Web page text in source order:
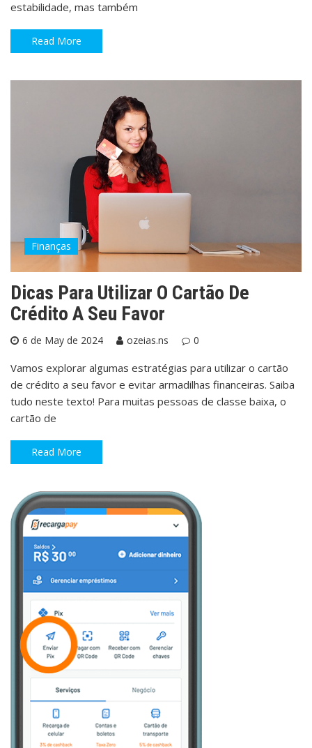
estabilidade, mas também
Read More
Finanças
Dicas Para Utilizar O Cartão De
Crédito A Seu Favor
6 de May de 2024 ozeias.ns 0
Vamos explorar algumas estratégias para utilizar o cartão
de crédito a seu favor e evitar armadilhas financeiras. Saiba
tudo neste texto! Para muitas pessoas de classe baixa, o
cartão de
Read More